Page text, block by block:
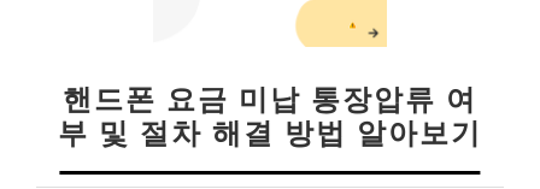
핸드폰 요금 미납 통장압류 여
부 및 절차 해결 방법 알아보기